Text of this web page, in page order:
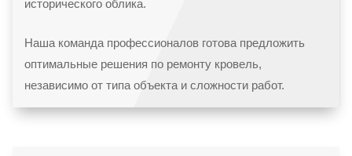
исторического облика.
Наша команда профессионалов готова предложить
оптимальные решения по ремонту кровель,
независимо от типа объекта и сложности работ.